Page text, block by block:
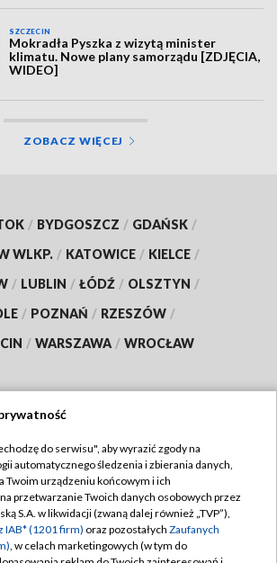
SZCZECIN
Mokradła Pyszka z wizytą minister
klimatu. Nowe plany samorządu [ZDJĘCIA,
WIDEO]
ZOBACZ WIĘCEJ
/ BYDGOSZCZ / GDAŃSK /
WLKP. / KATOWICE / KIELCE /
/ LUBLIN / ŁÓDŹ / OLSZTYN /
/ POZNAŃ / RZESZÓW /
/ WARSZAWA / WROCŁAW
TVP
TVP
Regulamin TVP
Polityka prywatności
do serwisu", aby wyrazić zgody na
automatycznego śledzenia i zbierania danych,
Twoim urządzeniu końcowym i ich
przetwarzanie Twoich danych osobowych przez
S.A. w likwidacji (zwaną dalej również „TVP”),
IAB* (1201 firm) oraz pozostałych Zaufanych
, w celach marketingowych (w tym do